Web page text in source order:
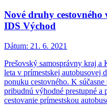
Nové druhy
IDS Východ
Dátum: 21. 6. 2021
Prešovský samosprávny kraj a
leta v prímestskej autobusovej
ponuku cestovného. K
pribudnú výhodné prestupné a
cestovanie prímestskou